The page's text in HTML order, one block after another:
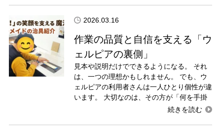
2026.03.16
作業の品質と自信を支える「ウ
ェルピアの裏側」
見本や説明だけでできるようになる。 それ
は、一つの理想かもしれません。 でも、ウ
ェルピアの利用者さんは一人ひとり個性が違
います。 大切なのは、その方が「何を手掛